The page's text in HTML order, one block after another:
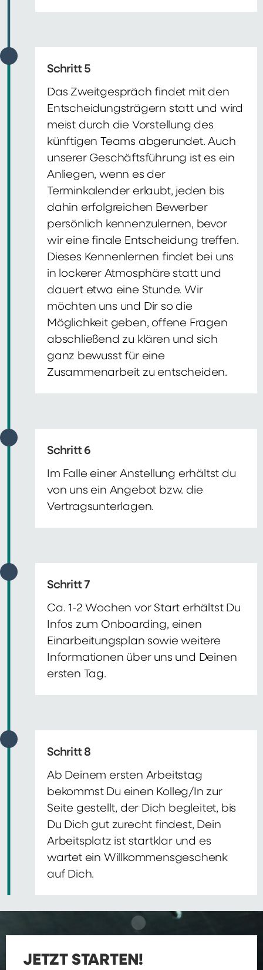
Schritt 5
Das Zweitgespräch findet mit den
Entscheidungsträgern statt und wird
meist durch die Vorstellung des
künftigen Teams abgerundet. Auch
unserer Geschäftsführung ist es ein
Anliegen, wenn es der
Terminkalender erlaubt, jeden bis
dahin erfolgreichen Bewerber
persönlich kennenzulernen, bevor
wir eine finale Entscheidung treffen.
Dieses Kennenlernen findet bei uns
in lockerer Atmosphäre statt und
dauert etwa eine Stunde. Wir
möchten uns und Dir so die
Möglichkeit geben, offene Fragen
abschließend zu klären und sich
ganz bewusst für eine
Zusammenarbeit zu entscheiden.
Schritt 6
Im Falle einer Anstellung erhältst du
von uns ein Angebot bzw. die
Vertragsunterlagen.
Schritt 7
Ca. 1-2 Wochen vor Start erhältst Du
Infos zum Onboarding, einen
Einarbeitungsplan sowie weitere
Informationen über uns und Deinen
ersten Tag.
Schritt 8
Ab Deinem ersten Arbeitstag
bekommst Du einen Kolleg/In zur
Seite gestellt, der Dich begleitet, bis
Du Dich gut zurecht findest, Dein
Arbeitsplatz ist startklar und es
wartet ein Willkommensgeschenk
auf Dich.
JETZT STARTEN!